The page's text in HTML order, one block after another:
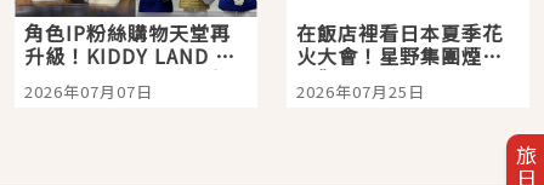
角色IP粉絲購物天堂再
升級！KIDDY LAND 原
宿店吉伊卡哇迎客，新
開幕 OMOKADO 店3分
2026年07月07日
在飯店裡看日本夏季花
火大會！星野集團煙火
景觀飯店6選，讓你不用
人擠人悠閒欣賞
2026年07月25日